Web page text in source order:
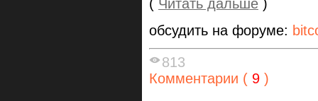
( Читать дальше )
обсудить на форуме:
813
Комментарии ( 9 )